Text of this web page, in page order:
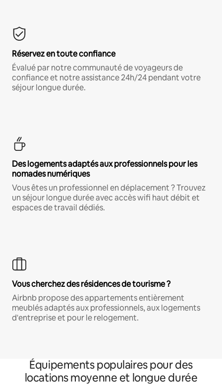
Réservez en toute confiance
Évalué par notre communauté de voyageurs de
confiance et notre assistance 24h/24 pendant votre
séjour longue durée.
Des logements adaptés aux professionnels pour les
nomades numériques
Vous êtes un professionnel en déplacement ? Trouvez
un séjour longue durée avec accès wifi haut débit et
espaces de travail dédiés.
Vous cherchez des résidences de tourisme ?
Airbnb propose des appartements entièrement
meublés adaptés aux professionnels, aux logements
d'entreprise et pour le relogement.
Équipements populaires pour des
locations moyenne et longue durée